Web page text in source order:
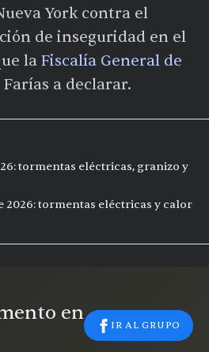
York contra el
de inseguridad en el
la Fiscalía General de
a declarar.
tormentas eléctricas, granizo y
2026: tormentas eléctricas y calor
en
IR AL GRUPO